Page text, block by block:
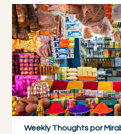
DESCUBRIR AHORA
Weekly Thoughts por